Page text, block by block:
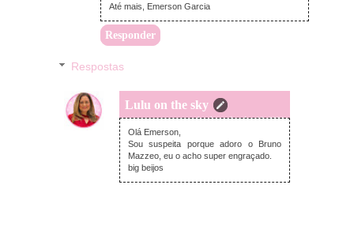
Até mais, Emerson Garcia
Responder
Respostas
Lulu on the sky
domingo, janeiro 10, 2021
Olá Emerson,
Sou suspeita porque adoro o Bruno
Mazzeo, eu o acho super engraçado.
big beijos